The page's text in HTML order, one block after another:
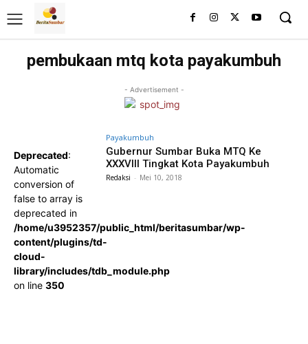
pembukaan mtq kota payakumbuh
- Advertisement -
Deprecated:
Automatic
conversion of
false to array is
deprecated in
/home/u3952357/public_html/beritasumbar/wp-
content/plugins/td-
cloud-
library/includes/tdb_module.php
on line 350
Payakumbuh
Gubernur Sumbar Buka MTQ Ke
XXXVIII Tingkat Kota Payakumbuh
Redaksi - Mei 10, 2018